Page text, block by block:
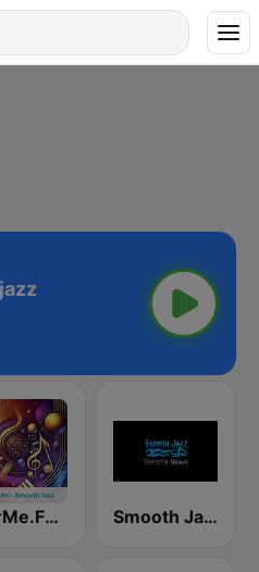
hearMe.FM Smooth Jazz Smooth Jazz Smooth Wave